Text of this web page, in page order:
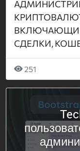
СДЕЛКИ,
251